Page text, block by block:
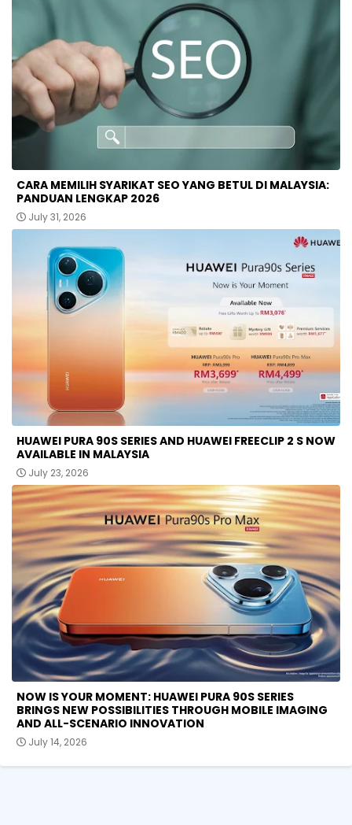
CARA MEMILIH SYARIKAT SEO YANG BETUL DI MALAYSIA:
PANDUAN LENGKAP 2026
July 31, 2026
HUAWEI PURA 90S SERIES AND HUAWEI FREECLIP 2 S NOW
AVAILABLE IN MALAYSIA
July 23, 2026
NOW IS YOUR MOMENT: HUAWEI PURA 90S SERIES
BRINGS NEW POSSIBILITIES THROUGH MOBILE IMAGING
AND ALL-SCENARIO INNOVATION
July 14, 2026